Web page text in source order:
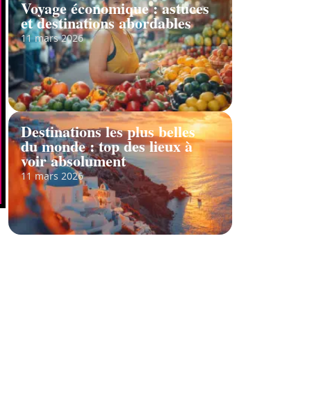
Voyage économique : astuces
et destinations abordables
11 mars 2026
Destinations les plus belles
du monde : top des lieux à
voir absolument
11 mars 2026